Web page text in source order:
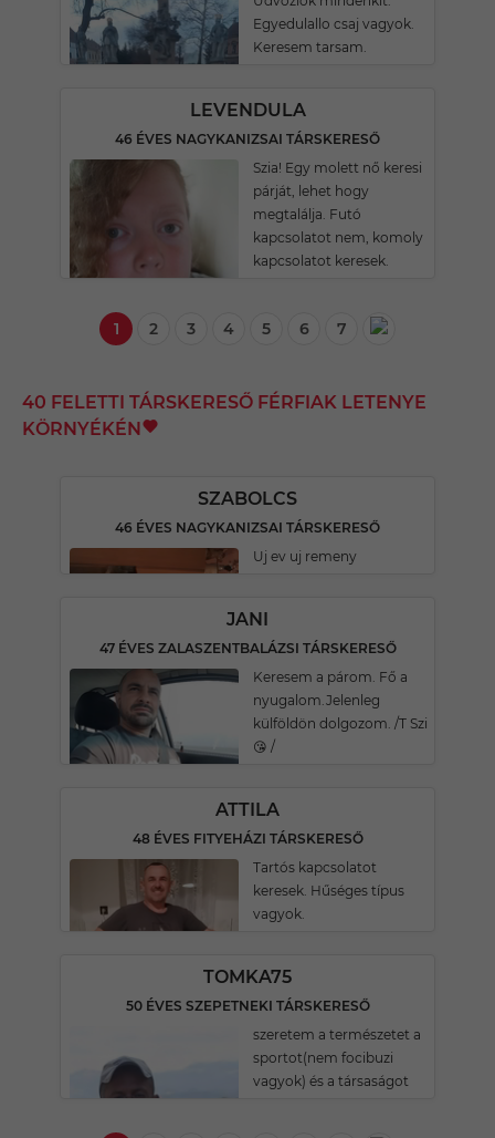
Egyedulallo csaj vagyok.
Keresem tarsam.
LEVENDULA
46 ÉVES NAGYKANIZSAI TÁRSKERESŐ
Szia! Egy molett nő keresi
párját, lehet hogy
megtalálja. Futó
kapcsolatot nem, komoly
kapcsolatot keresek.
1 2 3 4 5 6 7
40 FELETTI TÁRSKERESŐ FÉRFIAK LETENYE
KÖRNYÉKÉN
SZABOLCS
46 ÉVES NAGYKANIZSAI TÁRSKERESŐ
Uj ev uj remeny
JANI
47 ÉVES ZALASZENTBALÁZSI TÁRSKERESŐ
Keresem a párom. Fő a
nyugalom.Jelenleg
külföldön dolgozom. /T Szi
😘 /
ATTILA
48 ÉVES FITYEHÁZI TÁRSKERESŐ
Tartós kapcsolatot
keresek. Hűséges típus
vagyok.
TOMKA75
50 ÉVES SZEPETNEKI TÁRSKERESŐ
szeretem a természetet a
sportot(nem focibuzi
vagyok) és a társaságot